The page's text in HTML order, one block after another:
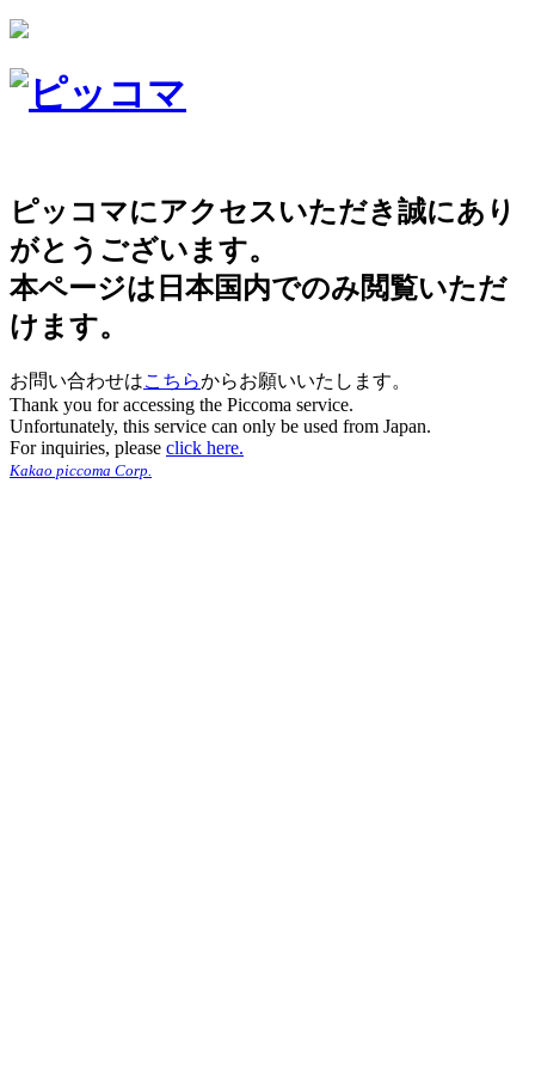
ピッコマにアクセスいただき誠にあり
がとうございます。
本ページは日本国内でのみ閲覧いただ
けます。
お問い合わせはこちらからお願いいたします。
Thank you for accessing the Piccoma service.
Unfortunately, this service can only be used from Japan.
For inquiries, please click here.
Kakao piccoma Corp.